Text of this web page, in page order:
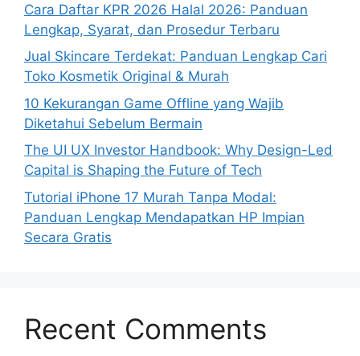
Cara Daftar KPR 2026 Halal 2026: Panduan
Lengkap, Syarat, dan Prosedur Terbaru
Jual Skincare Terdekat: Panduan Lengkap Cari
Toko Kosmetik Original & Murah
10 Kekurangan Game Offline yang Wajib
Diketahui Sebelum Bermain
The UI UX Investor Handbook: Why Design-Led
Capital is Shaping the Future of Tech
Tutorial iPhone 17 Murah Tanpa Modal:
Panduan Lengkap Mendapatkan HP Impian
Secara Gratis
Recent Comments